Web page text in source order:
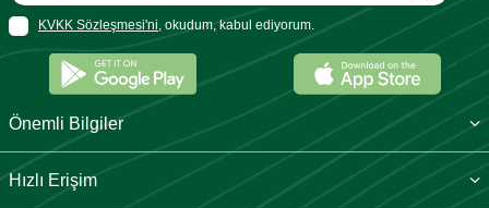
KVKK Sözleşmesi'ni, okudum, kabul ediyorum.
Önemli Bilgiler
Hızlı Erişim